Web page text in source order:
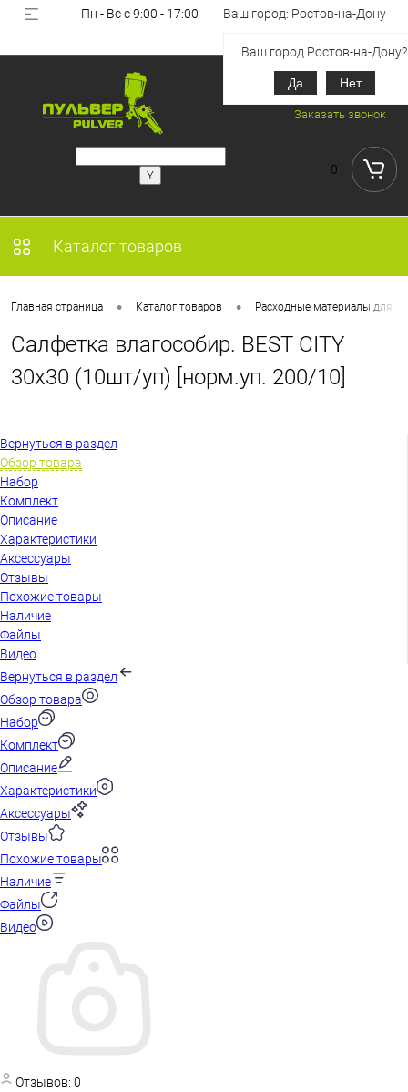
Пн - Вс с 9:00 - 17:00 Ваш город: Ростов-на-Дону
Ваш город Ростов-на-Дону?
Да Нет
+7 (918) 851-53-00
Заказать звонок
0
Каталог товаров
Главная страница • Каталог товаров • Расходные материалы для
Салфетка влагособир. BEST CITY
30x30 (10шт/уп) [норм.уп. 200/10]
Вернуться в раздел
Обзор товара
Набор
Комплект
Описание
Характеристики
Аксессуары
Отзывы
Похожие товары
Наличие
Файлы
Видео
Вернуться в раздел
Обзор товара
Набор
Комплект
Описание
Характеристики
Аксессуары
Отзывы
Похожие товары
Наличие
Файлы
Видео
Отзывов: 0